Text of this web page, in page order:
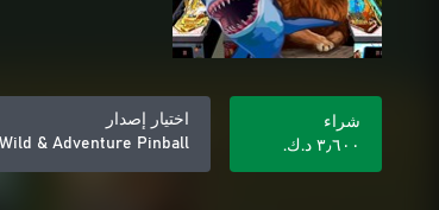
شراء
٣٫٦٠٠ د.ك.‏
اختيار إصدار
Wild & Adventure Pinball